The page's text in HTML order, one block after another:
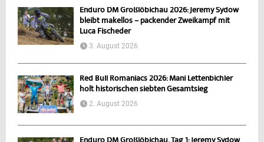
Enduro DM Großlöbichau 2026: Jeremy Sydow
bleibt makellos – packender Zweikampf mit
Luca Fischeder
3. August 2026
Red Bull Romaniacs 2026: Mani Lettenbichler
holt historischen siebten Gesamtsieg
2. August 2026